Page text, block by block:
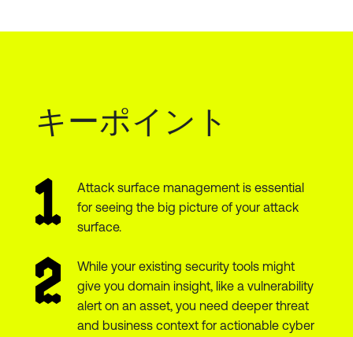
キーポイント
Attack surface management is essential
for seeing the big picture of your attack
surface.
While your existing security tools might
give you domain insight, like a vulnerability
alert on an asset, you need deeper threat
and business context for actionable cyber